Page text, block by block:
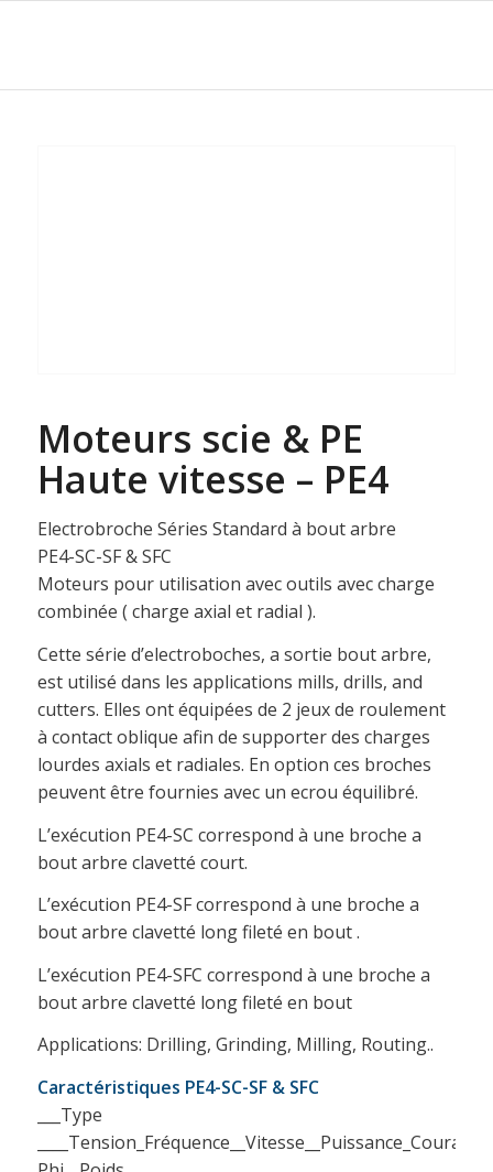
Moteurs scie & PE
Haute vitesse – PE4
Electrobroche Séries Standard à bout arbre
PE4-SC-SF & SFC
Moteurs pour utilisation avec outils avec charge
combinée ( charge axial et radial ).
Cette série d’electroboches, a sortie bout arbre,
est utilisé dans les applications mills, drills, and
cutters. Elles ont équipées de 2 jeux de roulement
à contact oblique afin de supporter des charges
lourdes axials et radiales. En option ces broches
peuvent être fournies avec un ecrou équilibré.
L’exécution PE4-SC correspond à une broche a
bout arbre clavetté court.
L’exécution PE4-SF correspond à une broche a
bout arbre clavetté long fileté en bout .
L’exécution PE4-SFC correspond à une broche a
bout arbre clavetté long fileté en bout
Applications: Drilling, Grinding, Milling, Routing..
Caractéristiques PE4-SC-SF & SFC
___Type